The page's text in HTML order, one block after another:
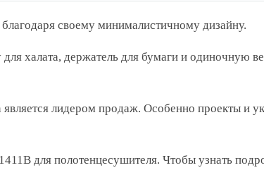
своему минималистичному дизайну.
халата, держатель для бумаги и одиночную
является лидером продаж. Особенно проекты и
для полотенцесушителя. Чтобы узнать